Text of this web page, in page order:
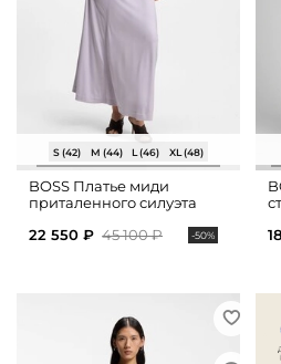
S (42) M (44) L (46) XL (48)
BOSS Платье миди
приталенного силуэта
22 550 ₽ 45 100 ₽ -50%